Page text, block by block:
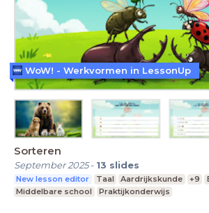
Sorteren
September 2025- 13 slides
New lesson editor Taal Aardrijkskunde +9
Middelbare school
Praktijkonderwijs
WoW! - Werkvormen in LessonUp